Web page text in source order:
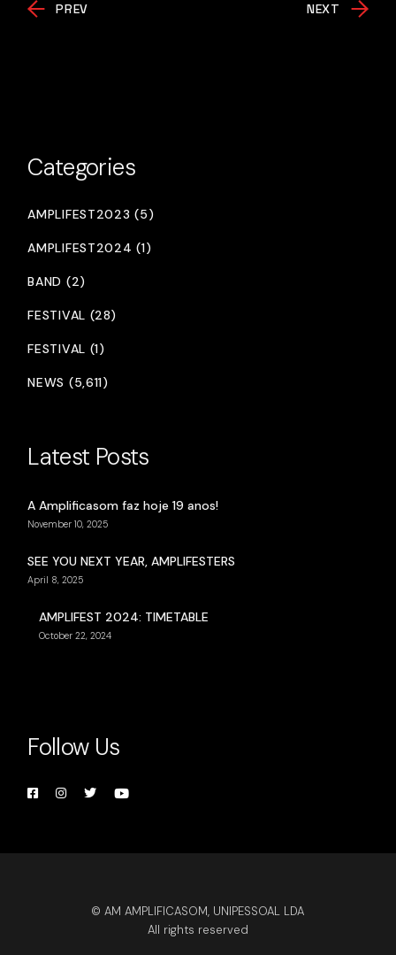
PREV NEXT
Categories
AMPLIFEST2023 (5)
AMPLIFEST2024 (1)
BAND (2)
FESTIVAL (28)
FESTIVAL (1)
NEWS (5,611)
Latest Posts
A Amplificasom faz hoje 19 anos!
November 10, 2025
SEE YOU NEXT YEAR, AMPLIFESTERS
April 8, 2025
AMPLIFEST 2024: TIMETABLE
October 22, 2024
Follow Us
© AM AMPLIFICASOM, UNIPESSOAL LDA
All rights reserved